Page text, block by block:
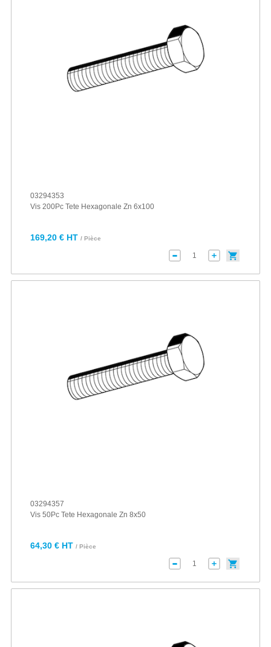
03294353
Vis 200Pc Tete Hexagonale Zn 6x100
169,20 € HT / Pièce
03294357
Vis 50Pc Tete Hexagonale Zn 8x50
64,30 € HT / Pièce